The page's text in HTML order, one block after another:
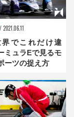
2021.06.11
界でこれだけ違
ミュラEで見るモ
ーツの捉え方